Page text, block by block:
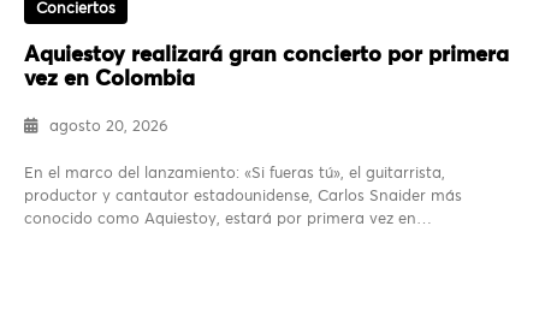
Conciertos
Aquiestoy realizará gran concierto por primera
vez en Colombia
agosto 20, 2026
En el marco del lanzamiento: «Si fueras tú», el guitarrista,
productor y cantautor estadounidense, Carlos Snaider más
conocido como Aquiestoy, estará por primera vez en…